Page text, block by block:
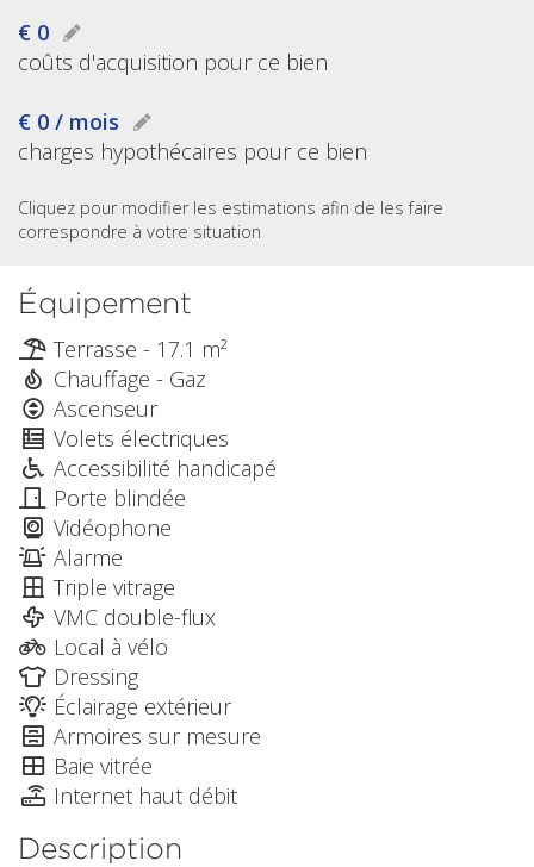
€ 0
coûts d'acquisition pour ce bien
€ 0 / mois
charges hypothécaires pour ce bien
Cliquez pour modifier les estimations afin de les faire
correspondre à votre situation
Équipement
Terrasse - 17.1 m²
Chauffage - Gaz
Ascenseur
Volets électriques
Accessibilité handicapé
Porte blindée
Vidéophone
Alarme
Triple vitrage
VMC double-flux
Local à vélo
Dressing
Éclairage extérieur
Armoires sur mesure
Baie vitrée
Internet haut débit
Description